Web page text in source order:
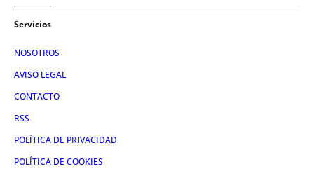
Servicios
NOSOTROS
AVISO LEGAL
CONTACTO
RSS
POLÍTICA DE PRIVACIDAD
POLÍTICA DE COOKIES